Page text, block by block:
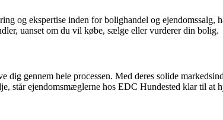
og ekspertise inden for bolighandel og ejendomssalg,
uanset om du vil købe, sælge eller vurderer din bolig.
gennem hele processen. Med deres solide
står ejendomsmæglerne hos EDC Hundested klar til at